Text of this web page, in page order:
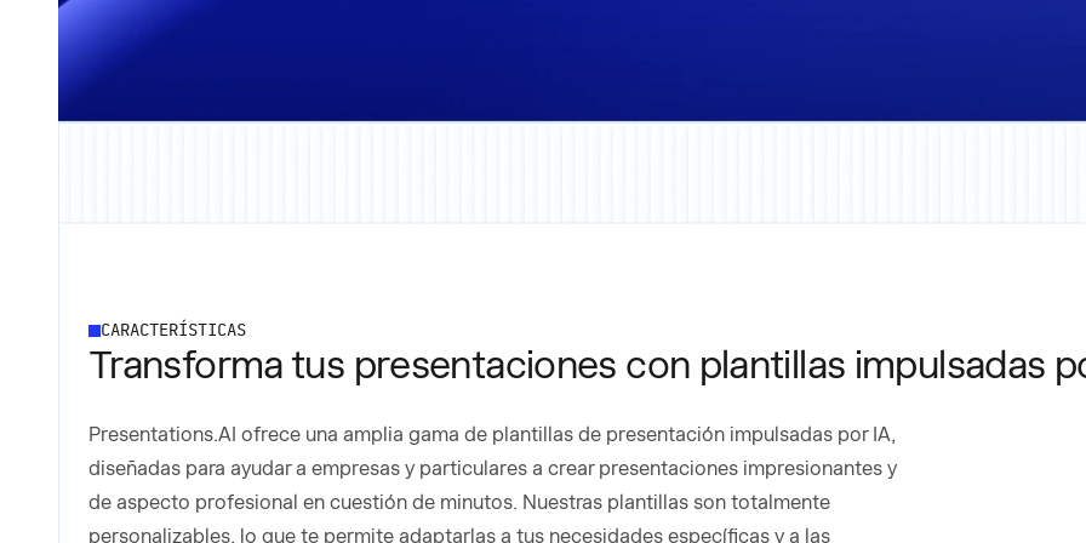
CARACTERÍSTICAS
Transforma tus presentaciones con plantillas impulsadas
Presentations.AI ofrece una amplia gama de plantillas de presentación impulsadas por IA,
diseñadas para ayudar a empresas y particulares a crear presentaciones impresionantes y
de aspecto profesional en cuestión de minutos. Nuestras plantillas son totalmente
personalizables, lo que te permite adaptarlas a tus necesidades específicas y a las